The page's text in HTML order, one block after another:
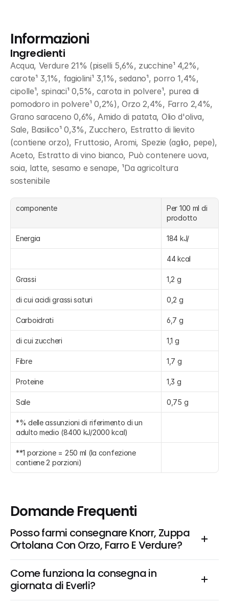
Informazioni
Ingredienti
Acqua, Verdure 21% (piselli 5,6%, zucchine¹ 4,2%,
carote¹ 3,1%, fagiolini¹ 3,1%, sedano¹, porro 1,4%,
cipolle¹, spinaci¹ 0,5%, carota in polvere¹, purea di
pomodoro in polvere¹ 0,2%), Orzo 2,4%, Farro 2,4%,
Grano saraceno 0,6%, Amido di patata, Olio d'oliva,
Sale, Basilico¹ 0,3%, Zucchero, Estratto di lievito
(contiene orzo), Fruttosio, Aromi, Spezie (aglio, pepe),
Aceto, Estratto di vino bianco, Può contenere uova,
soia, latte, sesamo e senape, ¹Da agricoltura
sostenibile
componente
Per 100 ml di
prodotto
Energia 184 kJ/
44 kcal
Grassi 1,2 g
di cui acidi grassi saturi 0,2 g
Carboidrati 6,7 g
di cui zuccheri 1,1 g
Fibre 1,7 g
Proteine 1,3 g
Sale 0,75 g
*% delle assunzioni di riferimento di un
adulto medio (8400 kJ/2000 kcal)
**1 porzione = 250 ml (la confezione
contiene 2 porzioni)
Domande Frequenti
Posso farmi consegnare Knorr, Zuppa
Ortolana Con Orzo, Farro E Verdure?
Come funziona la consegna in
giornata di Everli?